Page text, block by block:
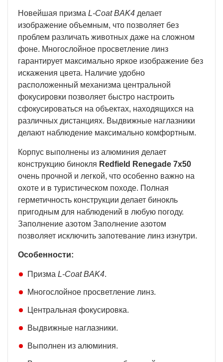
Новейшая призма L-Coat BAK4 делает
изображение объемным, что позволяет без
проблем различать животных даже на сложном
фоне. Многослойное просветление линз
гарантирует максимально яркое изображение без
искажения цвета. Наличие удобно
расположенный механизма центральной
фокусировки позволяет быстро настроить
сфокусироваться на объектах, находящихся на
различных дистанциях. Выдвижные наглазники
делают наблюдение максимально комфортным.
Корпус выполнены из алюминия делает
конструкцию бинокля Redfield Renegade 7x50
очень прочной и легкой, что особенно важно на
охоте и в туристическом походе. Полная
герметичность конструкции делает бинокль
пригодным для наблюдений в любую погоду.
Заполнение азотом Заполнение азотом
позволяет исключить запотевание линз изнутри.
Особенности:
Призма L-Coat BAK4.
Многослойное просветление линз.
Центральная фокусировка.
Выдвижные наглазники.
Выполнен из алюминия.